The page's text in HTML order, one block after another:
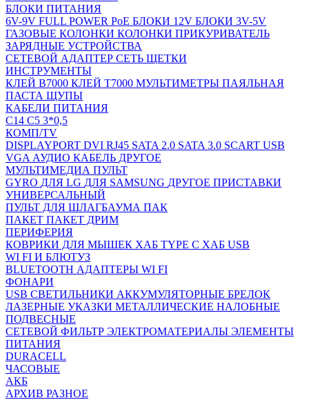
БЛОКИ ПИТАНИЯ
6V-9V FULL POWER PoE БЛОКИ 12V БЛОКИ 3V-5V
ГАЗОВЫЕ КОЛОНКИ КОЛОНКИ ПРИКУРИВАТЕЛЬ
ЗАРЯДНЫЕ УСТРОЙСТВА
СЕТЕВОЙ АДАПТЕР СЕТЬ ЩЕТКИ
ИНСТРУМЕНТЫ
КЛЕЙ B7000 КЛЕЙ T7000 МУЛЬТИМЕТРЫ ПАЯЛЬНАЯ
ПАСТА ЩУПЫ
КАБЕЛИ ПИТАНИЯ
C14 C5 3*0,5
КОМП/TV
DISPLAYPORT DVI RJ45 SATA 2.0 SATA 3.0 SCART USB
VGA АУДИО КАБЕЛЬ ДРУГОЕ
МУЛЬТИМЕДИА ПУЛЬТ
GYRO ДЛЯ LG ДЛЯ SAMSUNG ДРУГОЕ ПРИСТАВКИ
УНИВЕРСАЛЬНЫЙ
ПУЛЬТ ДЛЯ ШЛАГБАУМА ПАК
ПАКЕТ ПАКЕТ ДРИМ
ПЕРИФЕРИЯ
КОВРИКИ ДЛЯ МЫШЕК ХАБ TYPE C ХАБ USB
WI FI И БЛЮТУЗ
BLUETOOTH АДАПТЕРЫ WI FI
ФОНАРИ
USB СВЕТИЛЬНИКИ АККУМУЛЯТОРНЫЕ БРЕЛОК
ЛАЗЕРНЫЕ УКАЗКИ МЕТАЛЛИЧЕСКИЕ НАЛОБНЫЕ
ПОДВЕСНЫЕ
СЕТЕВОЙ ФИЛЬТР ЭЛЕКТРОМАТЕРИАЛЫ ЭЛЕМЕНТЫ
ПИТАНИЯ
DURACELL
ЧАСОВЫЕ
АКБ
АРХИВ РАЗНОЕ